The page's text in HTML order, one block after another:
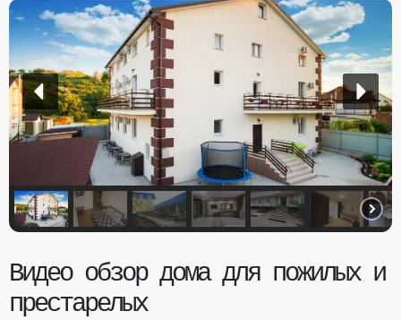
Видео обзор дома для пожилых и
престарелых